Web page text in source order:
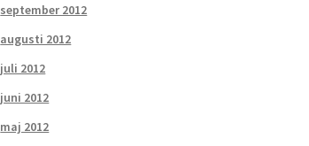
september 2012
augusti 2012
juli 2012
juni 2012
maj 2012